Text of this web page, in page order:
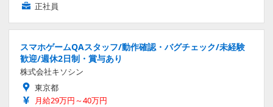
正社員
スマホゲームQAスタッフ/動作確認・バグチェック/未経験
歓迎/週休2日制・賞与あり
株式会社キソシン
東京都
月給29万円～40万円